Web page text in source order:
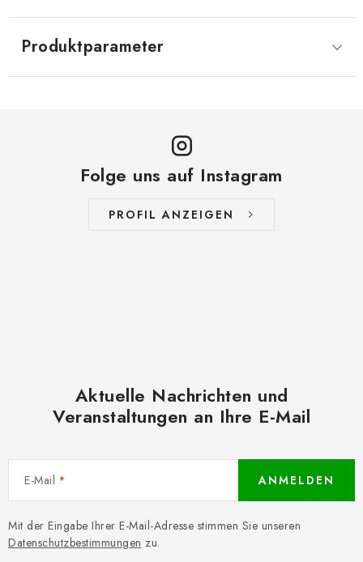
Produktparameter
Folge uns auf Instagram
PROFIL ANZEIGEN
Aktuelle Nachrichten und
Veranstaltungen an Ihre E-Mail
E-Mail
Mit der Eingabe Ihrer E-Mail-Adresse stimmen Sie unseren
Datenschutzbestimmungen zu.
ANMELDEN